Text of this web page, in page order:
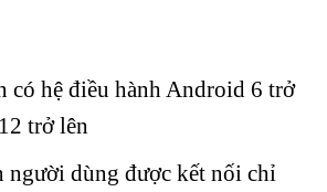
có hệ điều hành Android 6 trở
trở lên
người dùng được kết nối chỉ